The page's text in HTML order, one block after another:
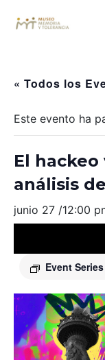
« Todos los
Este evento ha
El
análisis
junio 27 /12:00
Event Series